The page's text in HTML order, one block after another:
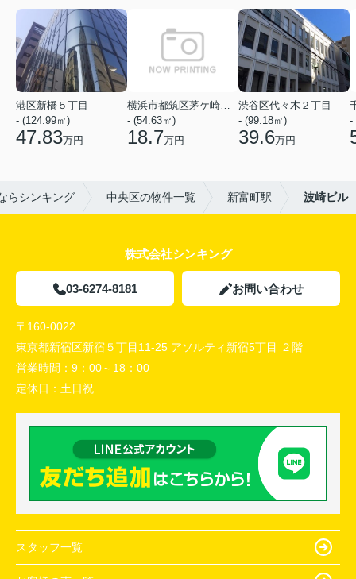
港区新橋５丁目
- (124.99㎡)
47.83万円
- (54.63㎡)
18.7万円
渋谷区代々木２丁目
- (99.18㎡)
39.6万円
-
らシンキング 中央区の物件一覧 新富町駅 波崎ビル
株式会社シンキング
03-6274-8181 お問い合わせ
〒160-0022
東京都新宿区新宿５丁目11-25 アソルティ新宿5丁目 ２階
営業時間： 9：00～18：00
定休日： 土日祝
スタッフ一覧